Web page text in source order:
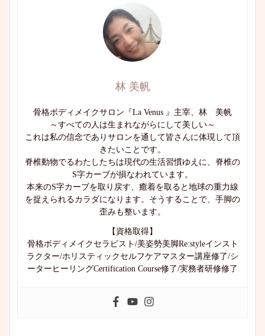
林 美帆
骨格ボディメイクサロン『La Venus 』主宰、林 美帆
～すべての人は生まれながらにして美しい～
これは私の信念でありサロンを通して皆さんに体現して頂
きたいことです。
脊椎動物でるわたしたちは現代の生活習慣ゆえに、脊椎の
S字カーブが損なわれています。
本来のS字カーブを取り戻す、癒着を取ると地球の重力線
を捉えられるカラダになります。そうすることで、手脚の
歪みも整います。
【資格取得】
骨格ボディメイクセラピスト/美姿勢美脚Re:styleインスト
ラクター/ホリスティックセルフケアマスター講座修了/シ
ーターヒーリングCertification Course修了/実務者研修修了